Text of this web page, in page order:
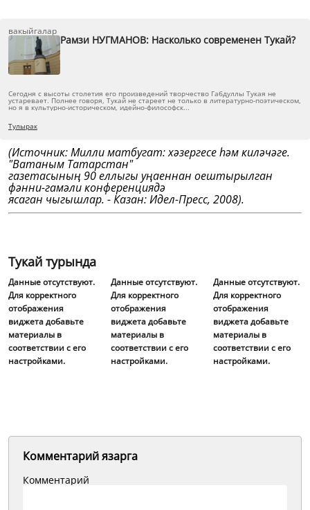
вакыйгалар
Рамзи НУГМАНОВ: Насколько современен Тукай?
Сегодня с высоты столетия его произведений творчество Габдуллы Тукая не
устаревает. Полнее говоря, Тукай не стареет не только в литературно-поэтическом,
но я в культурно-историческом, идейно-философск...
Тулырак
(Источник: Милли матбугат: хәзергесе һәм киләчәге.
"Ватаным Татарстан"
газетасының 90 еллыгы уңаеннан оештырылган
фәнни-гамәли конференциядә
ясаган чыгышлар. - Казан: Идел-Пресс, 2008).
Тукай турында
Данные отсутствуют.
Для корректного
отображения
виджета добавьте
материалы в
соответствии с его
настройками.
Данные отсутствуют.
Для корректного
отображения
виджета добавьте
материалы в
соответствии с его
настройками.
Данные отсутствуют.
Для корректного
отображения
виджета добавьте
материалы в
соответствии с его
настройками.
Комментарий язарга
Комментарий